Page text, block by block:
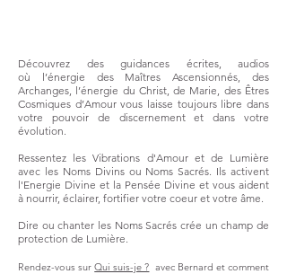
Découvrez des guidances écrites, audios
où l’énergie des Maîtres Ascensionnés, des
Archanges, l’énergie du Christ, de Marie, des Êtres
Cosmiques d’Amour vous laisse toujours libre dans
votre pouvoir de discernement et dans votre
évolution.
Ressentez les Vibrations d'Amour et de Lumière
avec les Noms Divins ou Noms Sacrés. Ils activent
l'Energie Divine et la Pensée Divine et vous aident
à nourrir, éclairer, fortifier votre coeur et votre âme.
Dire ou chanter les Noms Sacrés crée un champ de
protection de Lumière.
Rendez-vous surQui suis-je ? avec Bernard et comment